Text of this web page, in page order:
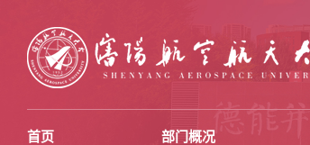
首页 部门概况